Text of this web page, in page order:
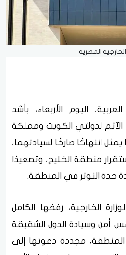
الخارجية المصرية
اليوم الأربعاء، بأشد
الآثم لدولتي الكويت ومملكة
يمثل انتهاكًا صارخًا لسيادتهما،
منطقة الخليج، وتصعيدًا
حدة التوتر في المنطقة.
الخارجية، رفضها الكامل
أمن وسيادة الدول الشقيقة
المنطقة، مجددة دعوتها إلى